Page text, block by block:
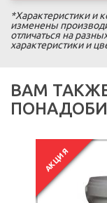
*Характеристики и
изменены
отличаться на
характеристики и
ВАМ
АКЦИЯ